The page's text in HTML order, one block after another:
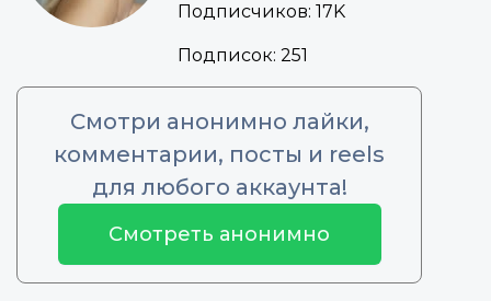
Подписчиков: 17K
Подписок: 251
Смотри анонимно лайки,
комментарии, посты и reels
для любого аккаунта!
Смотреть анонимно